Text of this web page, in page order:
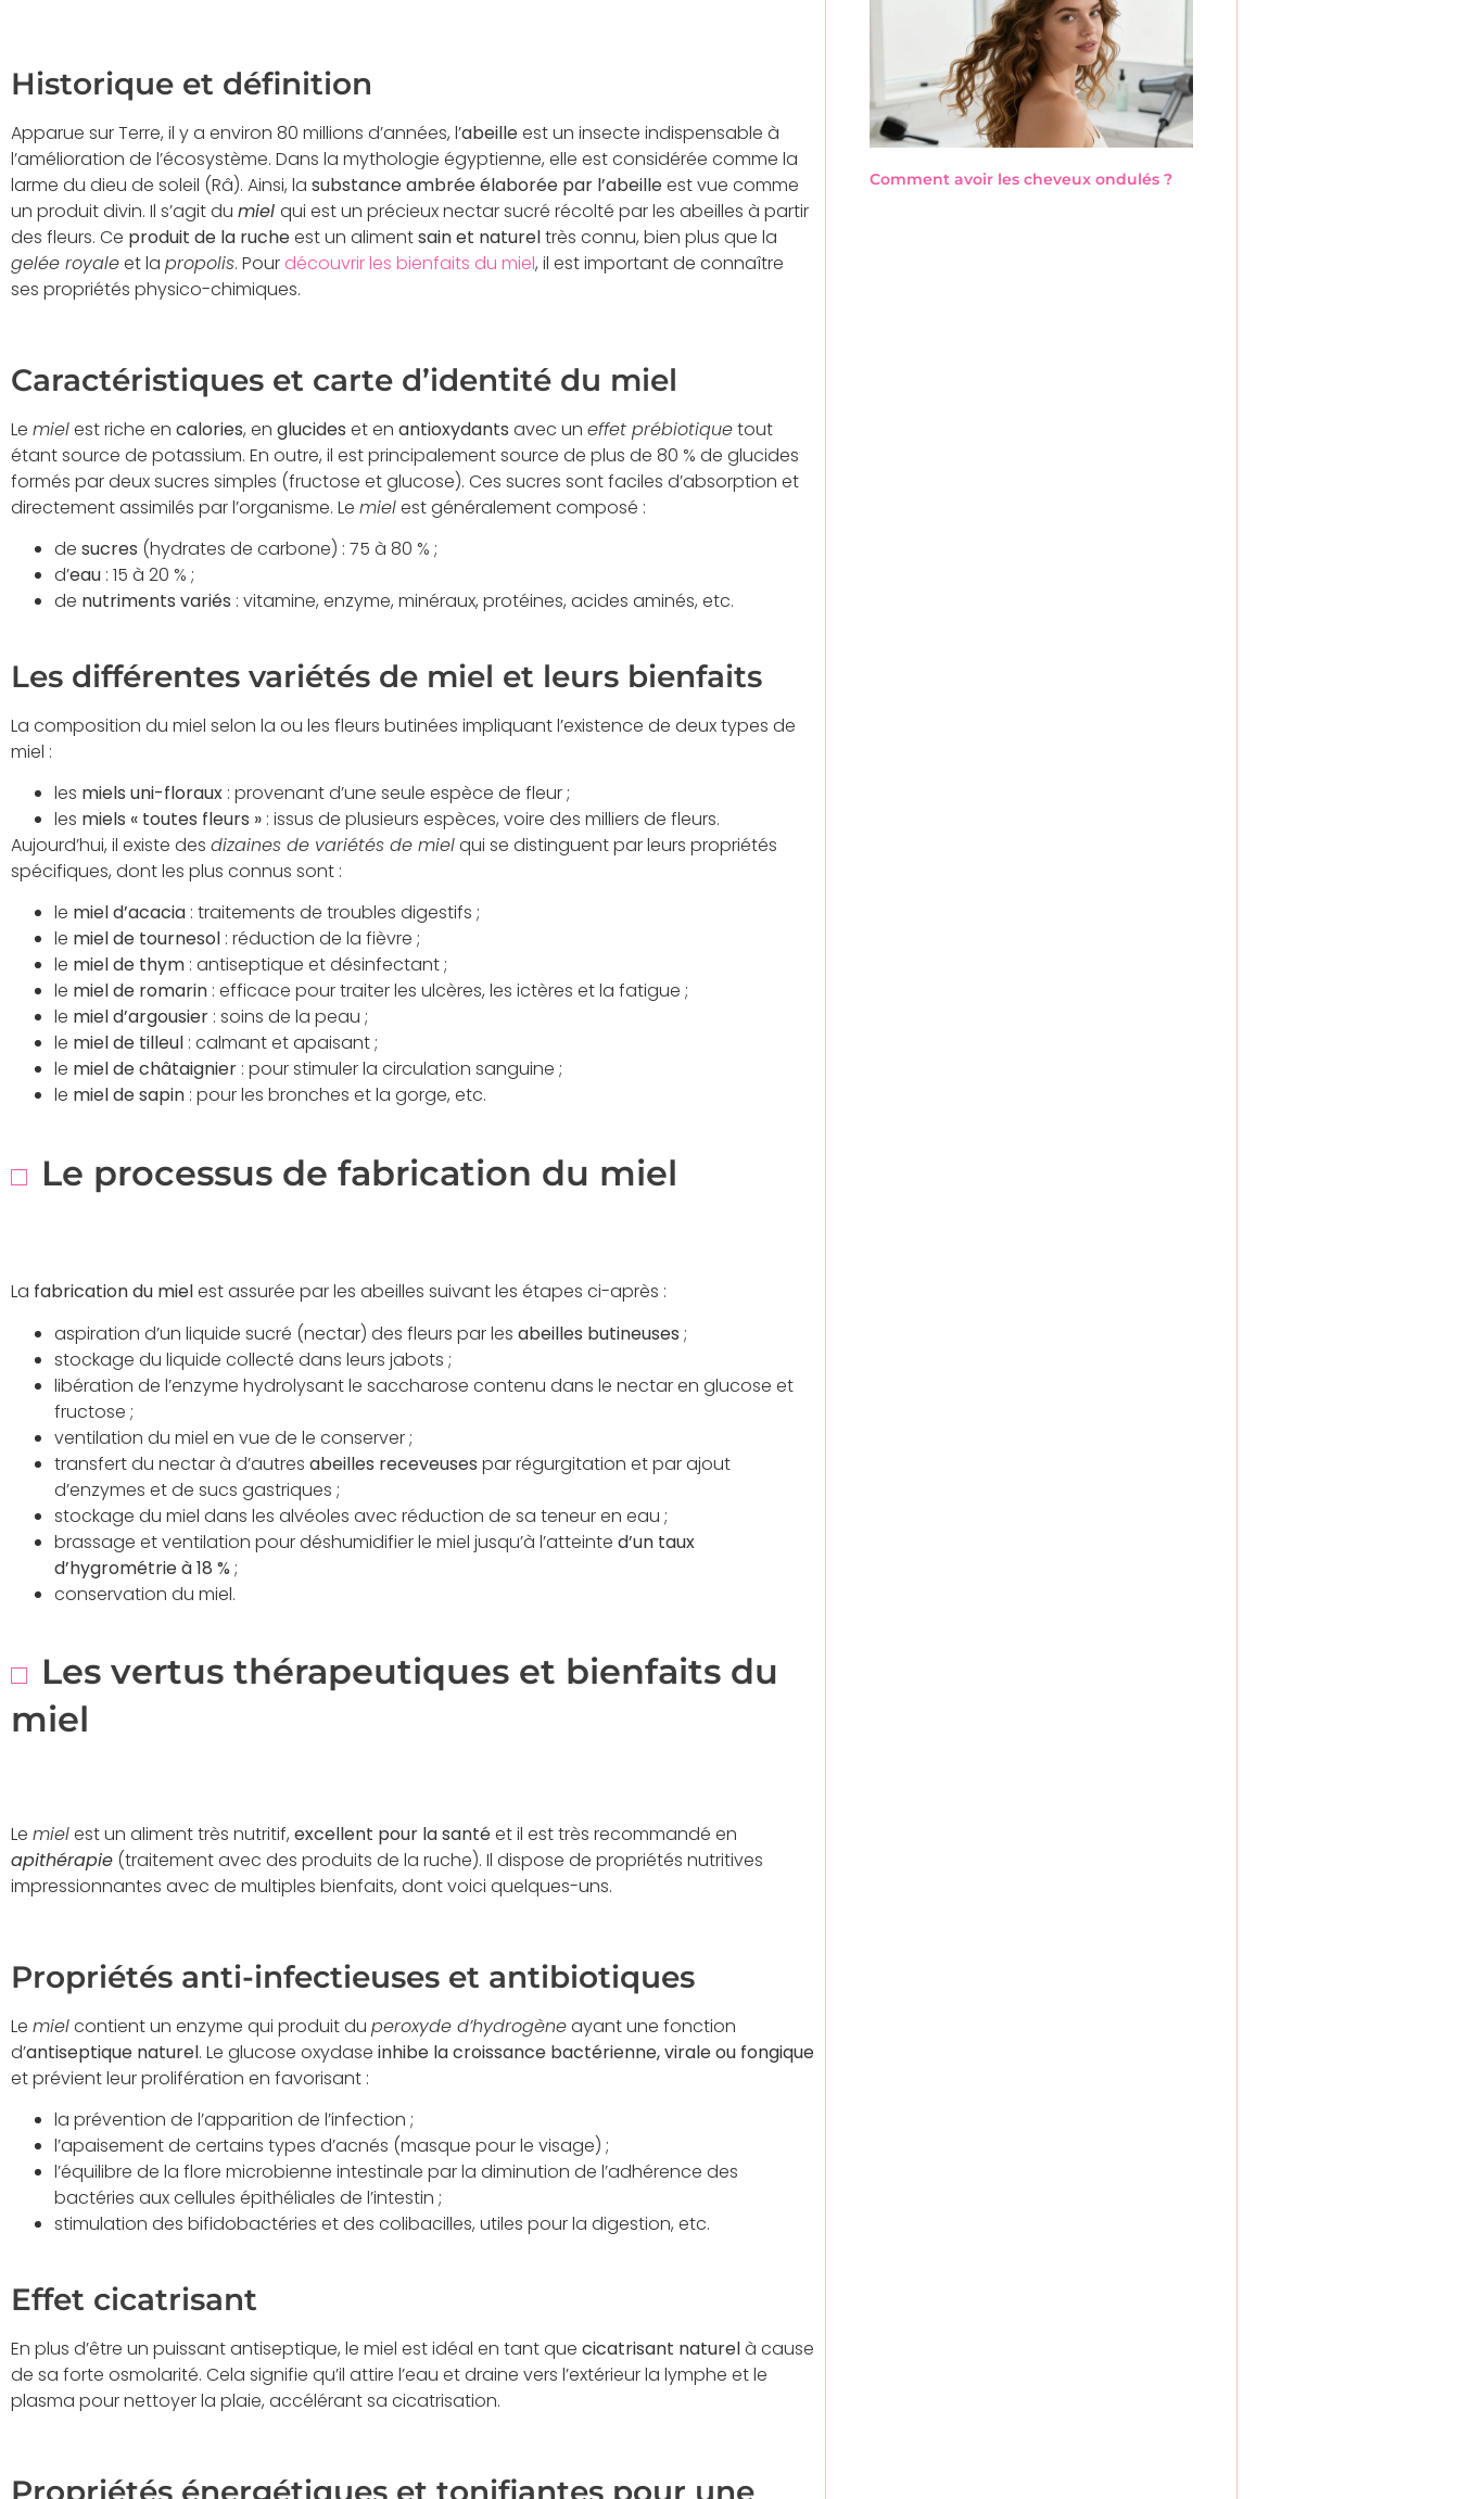
Historique et définition
Apparue sur Terre, il y a environ 80 millions d’années, l’abeilleest un insecte indispensable à
l’amélioration de l’écosystème. Dans la mythologie égyptienne, elle est considérée comme la
larme du dieu de soleil (Râ). Ainsi, la substance ambrée élaborée par l’abeilleest vue comme
un produit divin. Il s’agit du miel qui est un précieux nectar sucré récolté par les abeilles à partir
des fleurs. Ce produit de la rucheest un alimentsain et natureltrès connu, bien plus que la
gelée royaleet la propolis. Pour découvrir les bienfaits du miel, il est important de connaître
ses propriétés physico-chimiques.
Caractéristiques et carte d’identité du miel
Le mielest riche en calories, en glucides et en antioxydants avec un effet prébiotiquetout
étant source de potassium. En outre, il est principalement source de plus de 80 % de glucides
formés par deux sucres simples (fructose et glucose). Ces sucres sont faciles d’absorption et
directement assimilés par l’organisme. Le mielest généralement composé :
de sucres (hydrates de carbone) : 75 à 80 % ;
d’eau : 15 à 20 % ;
de nutriments variés : vitamine, enzyme, minéraux, protéines, acides aminés, etc.
Les différentes variétés de miel et leurs bienfaits
La composition du miel selon la ou les fleurs butinées impliquant l’existence de deux types de
miel :
les miels uni-floraux : provenant d’une seule espèce de fleur ;
les miels « toutes fleurs » : issus de plusieurs espèces, voire des milliers de fleurs.
Aujourd’hui, il existe des dizaines de variétés de mielqui se distinguent par leurs propriétés
spécifiques, dont les plus connus sont :
le miel d’acacia : traitements de troubles digestifs ;
le miel de tournesol : réduction de la fièvre ;
le miel de thym : antiseptique et désinfectant ;
le miel de romarin : efficace pour traiter les ulcères, les ictères et la fatigue ;
le miel d’argousier : soins de la peau ;
le miel de tilleul : calmant et apaisant ;
le miel de châtaignier : pour stimuler la circulation sanguine ;
le miel de sapin : pour les bronches et la gorge, etc.
Le processus de fabrication du miel
La fabrication du mielest assurée par les abeilles suivant les étapes ci-après :
aspiration d’un liquide sucré (nectar) des fleurs par les abeilles butineuses ;
stockage du liquide collecté dans leurs jabots ;
libération de l’enzyme hydrolysant le saccharose contenu dans le nectar en glucose et
fructose ;
ventilation du miel en vue de le conserver ;
transfert du nectar à d’autres abeilles receveuses par régurgitation et par ajout
d’enzymes et de sucs gastriques ;
stockage du miel dans les alvéoles avec réduction de sa teneur en eau ;
brassage et ventilation pour déshumidifier le miel jusqu’à l’atteinte d’un taux
d’hygrométrie à 18 % ;
conservation du miel.
Les vertus thérapeutiques et bienfaits du
miel
Le mielest un aliment très nutritif, excellent pour la santéet il est très recommandé en
apithérapie (traitement avec des produits de la ruche). Il dispose de propriétés nutritives
impressionnantes avec de multiples bienfaits, dont voici quelques-uns.
Propriétés anti-infectieuses et antibiotiques
Le mielcontient un enzyme qui produit du peroxyde d’hydrogèneayant une fonction
d’antiseptique naturel. Le glucose oxydase inhibe la croissance bactérienne, virale ou fongique
et prévient leur prolifération en favorisant :
la prévention de l’apparition de l’infection ;
l’apaisement de certains types d’acnés (masque pour le visage) ;
l’équilibre de la flore microbienne intestinale par la diminution de l’adhérence des
bactéries aux cellules épithéliales de l’intestin ;
stimulation des bifidobactéries et des colibacilles, utiles pour la digestion, etc.
Effet cicatrisant
En plus d’être un puissant antiseptique, le miel est idéal en tant que cicatrisant naturelà cause
de sa forte osmolarité. Cela signifie qu’il attire l’eau et draine vers l’extérieur la lymphe et le
plasma pour nettoyer la plaie, accélérant sa cicatrisation.
Propriétés énergétiques et tonifiantes pour une
Comment avoir les cheveux ondulés ?